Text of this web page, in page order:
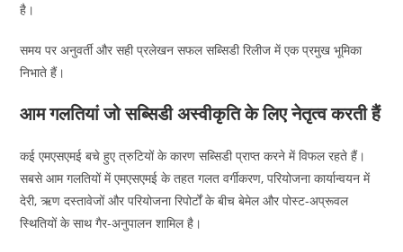
है।
समय पर अनुवर्ती और सही प्रलेखन सफल सब्सिडी रिलीज में एक प्रमुख भूमिका
निभाते हैं।
आम गलतियां जो सब्सिडी अस्वीकृति के लिए नेतृत्व करती हैं
कई एमएसएमई बचे हुए त्रुटियों के कारण सब्सिडी प्राप्त करने में विफल रहते हैं।
सबसे आम गलतियों में एमएसएमई के तहत गलत वर्गीकरण, परियोजना कार्यान्वयन में
देरी, ऋण दस्तावेजों और परियोजना रिपोर्टों के बीच बेमेल और पोस्ट-अप्रूवल
स्थितियों के साथ गैर-अनुपालन शामिल है।